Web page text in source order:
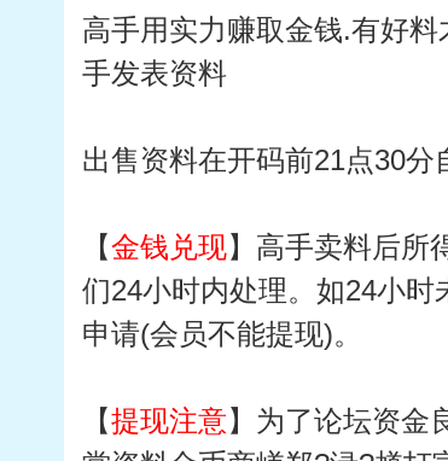
高手用实力赚取金钱.有好
手发表资料
出售资料在开码前21点30
【金钱兑现】高手卖料后所
们24小时内处理。如24小
申请(会员不能提现)。
【提现注意】为了论坛资金